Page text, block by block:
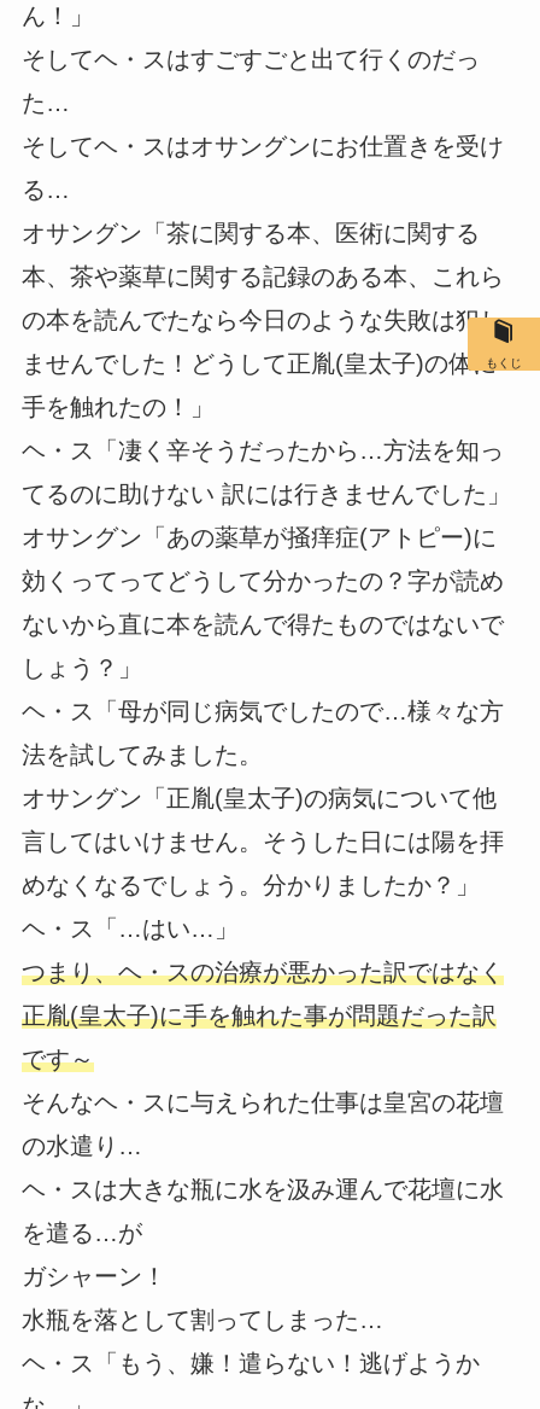
ん！」
そしてヘ・スはすごすごと出て行くのだっ
た…
そしてヘ・スはオサングンにお仕置きを受け
る…
オサングン「茶に関する本、医術に関する
本、茶や薬草に関する記録のある本、これら
の本を読んでたなら今日のような失敗は犯し
ませんでした！どうして正胤(皇太子)の体に
手を触れたの！」
ヘ・ス「凄く辛そうだったから…方法を知っ
てるのに助けない 訳には行きませんでした」
オサングン「あの薬草が掻痒症(アトピー)に
効くってってどうして分かったの？字が読め
ないから直に本を読んで得たものではないで
しょう？」
ヘ・ス「母が同じ病気でしたので…様々な方
法を試してみました。
オサングン「正胤(皇太子)の病気について他
言してはいけません。そうした日には陽を拝
めなくなるでしょう。分かりましたか？」
ヘ・ス「…はい…」
つまり、ヘ・スの治療が悪かった訳ではなく
正胤(皇太子)に手を触れた事が問題だった訳
です～
そんなヘ・スに与えられた仕事は皇宮の花壇
の水遣り…
ヘ・スは大きな瓶に水を汲み運んで花壇に水
を遣る…が
ガシャーン！
水瓶を落として割ってしまった…
ヘ・ス「もう、嫌！遣らない！逃げようか
もくじ